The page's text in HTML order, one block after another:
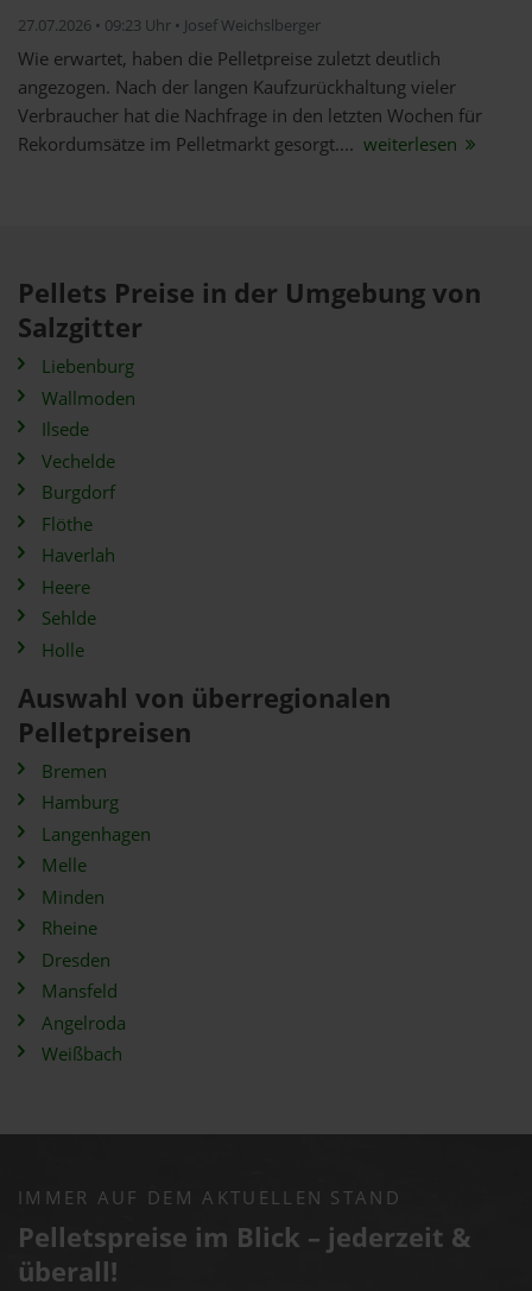
27.07.2026 • 09:23 Uhr • Josef Weichslberger
Wie erwartet, haben die Pelletpreise zuletzt deutlich
angezogen. Nach der langen Kaufzurückhaltung vieler
Verbraucher hat die Nachfrage in den letzten Wochen für
Rekordumsätze im Pelletmarkt gesorgt.... weiterlesen
Pellets Preise in der Umgebung von
Salzgitter
Liebenburg
Wallmoden
Ilsede
Vechelde
Burgdorf
Flöthe
Haverlah
Heere
Sehlde
Holle
Auswahl von überregionalen
Pelletpreisen
Bremen
Hamburg
Langenhagen
Melle
Minden
Rheine
Dresden
Mansfeld
Angelroda
Weißbach
IMMER AUF DEM AKTUELLEN STAND
Pelletspreise im Blick – jederzeit &
überall!